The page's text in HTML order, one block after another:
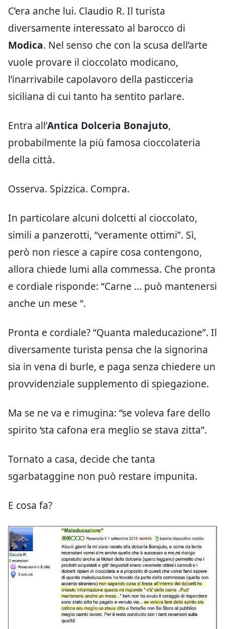
C’era anche lui. Claudio R. Il turista
diversamente interessato al barocco di
Modica. Nel senso che con la scusa dell’arte
vuole provare il cioccolato modicano,
l’inarrivabile capolavoro della pasticceria
siciliana di cui tanto ha sentito parlare.
Entra all’Antica Dolceria Bonajuto,
probabilmente la più famosa cioccolateria
della città.
Osserva. Spizzica. Compra.
In particolare alcuni dolcetti al cioccolato,
simili a panzerotti, “veramente ottimi”. Sì,
però non riesce a capire cosa contengono,
allora chiede lumi alla commessa. Che pronta
e cordiale risponde: “Carne … può mantenersi
anche un mese “.
Pronta e cordiale? “Quanta maleducazione”. Il
diversamente turista pensa che la signorina
sia in vena di burle, e paga senza chiedere un
provvidenziale supplemento di spiegazione.
Ma se ne va e rimugina: “se voleva fare dello
spirito ‘sta cafona era meglio se stava zitta”.
Tornato a casa, decide che tanta
sgarbataggine non può restare impunita.
E cosa fa?